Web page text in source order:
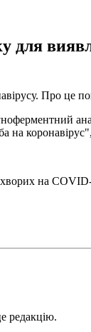
Про це
на
на
редакцію.